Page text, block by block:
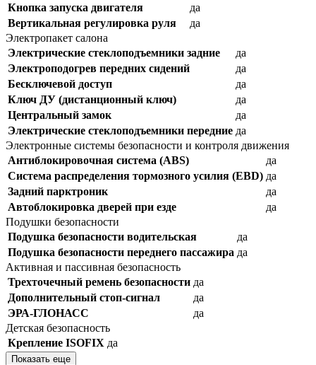
Кнопка запуска двигателя
да
Вертикальная регулировка руля
да
Электропакет салона
Электрические стеклоподъемники задние
да
Электроподогрев передних сидений
да
Бесключевой доступ
да
Ключ ДУ (дистанционный ключ)
да
Центральный замок
да
Электрические стеклоподъемники передние да
Электронные системы безопасности и контроля движения
Антиблокировочная система (ABS)
да
Система распределения тормозного усилия (EBD) да
Задний парктроник
да
Автоблокировка дверей при езде
да
Подушки безопасности
Подушка безопасности водительская
да
Подушка безопасности переднего пассажира да
Активная и пассивная безопасность
Трехточечный ремень безопасности да
Дополнительный стоп-сигнал
да
ЭРА-ГЛОНАСС
да
Детская безопасность
Крепление ISOFIX да
Показать еще